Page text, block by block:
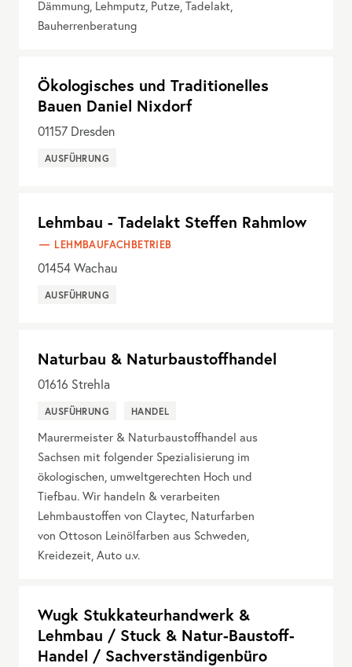
Dämmung, Lehmputz, Putze, Tadelakt,
Bauherrenberatung
Ökologisches und Traditionelles
Bauen Daniel Nixdorf
01157 Dresden
AUSFÜHRUNG
Lehmbau - Tadelakt Steffen Rahmlow
LEHMBAUFACHBETRIEB
01454Wachau
AUSFÜHRUNG
Naturbau & Naturbaustoffhandel
01616 Strehla
AUSFÜHRUNG HANDEL
Maurermeister & Naturbaustoffhandel aus
Sachsen mit folgender Spezialisierung im
ökologischen, umweltgerechten Hoch und
Tiefbau. Wir handeln & verarbeiten
Lehmbaustoffen von Claytec, Naturfarben
von Ottoson Leinölfarben aus Schweden,
Kreidezeit, Auto u.v.
Wugk Stukkateurhandwerk &
Lehmbau / Stuck & Natur-Baustoff-
Handel / Sachverständigenbüro